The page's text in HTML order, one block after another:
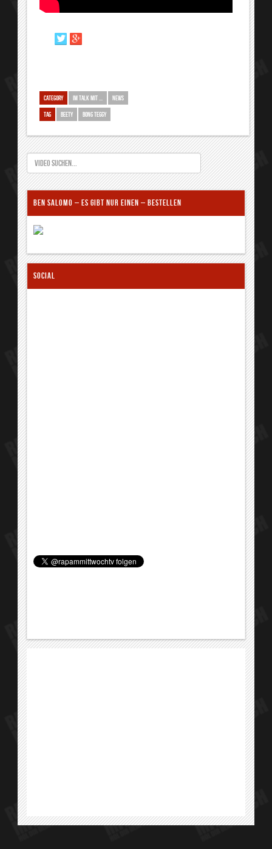
CATEGORY IM TALK MIT ... NEWS
TAG BEETY BONG TEGGY
BEN SALOMO – ES GIBT NUR EINEN – BESTELLEN
SOCIAL